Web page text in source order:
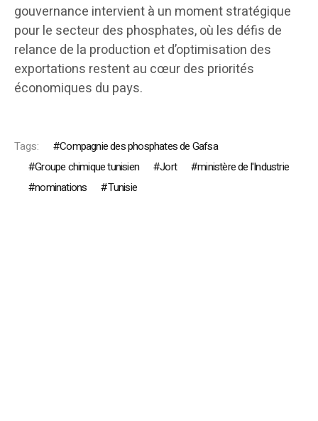
gouvernance intervient à un moment stratégique
pour le secteur des phosphates, où les défis de
relance de la production et d’optimisation des
exportations restent au cœur des priorités
économiques du pays.
Tags:
Compagnie des phosphates de Gafsa
Groupe chimique tunisien
Jort
ministère de l'Industrie
nominations
Tunisie